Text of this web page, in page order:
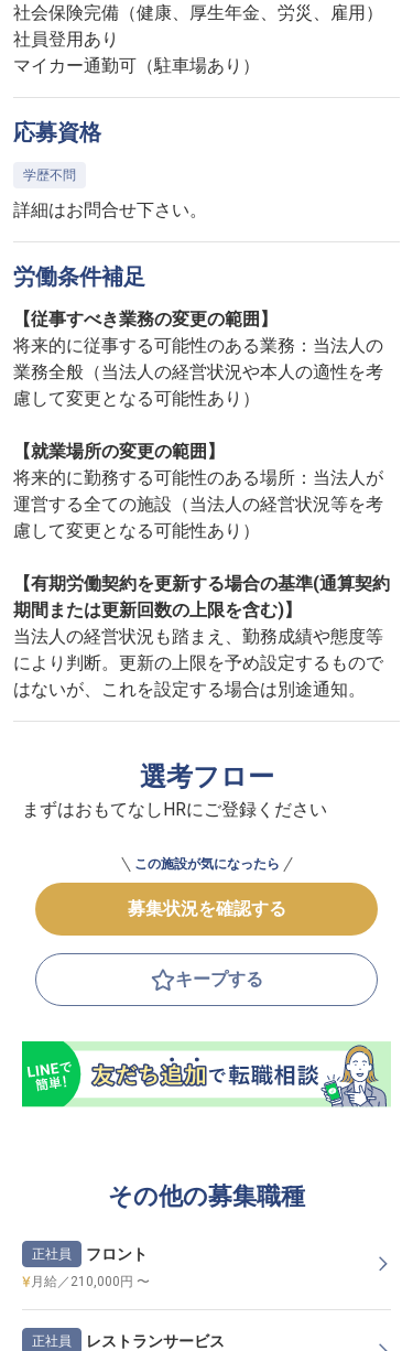
社会保険完備（健康、厚生年金、労災、雇用）
社員登用あり
マイカー通勤可（駐車場あり）
応募資格
学歴不問
詳細はお問合せ下さい。
労働条件補足
【従事すべき業務の変更の範囲】
将来的に従事する可能性のある業務：当法人の
業務全般（当法人の経営状況や本人の適性を考
慮して変更となる可能性あり）
【就業場所の変更の範囲】
将来的に勤務する可能性のある場所：当法人が
運営する全ての施設（当法人の経営状況等を考
慮して変更となる可能性あり）
【有期労働契約を更新する場合の基準(通算契約
期間または更新回数の上限を含む)】
当法人の経営状況も踏まえ、勤務成績や態度等
により判断。更新の上限を予め設定するもので
はないが、これを設定する場合は別途通知。
選考フロー
まずはおもてなしHRにご登録ください
この施設が気になったら
募集状況を確認する
キープする
その他の募集職種
正社員 フロント
月給／210,000円 〜
正社員 レストランサービス